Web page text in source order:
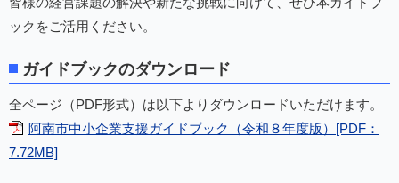
ックをご活用ください。
ガイドブックのダウンロード
全ページ（PDF形式）は以下よりダウンロードいただけます。
阿南市中小企業支援ガイドブック（令和８年度版）[PDF：
7.72MB]